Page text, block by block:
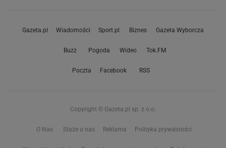
Gazeta.pl Wiadomości Sport.pl Biznes Gazeta Wyborcza
Buzz Pogoda Wideo Tok.FM
Poczta Facebook RSS
Copyright © Gazeta.pl sp. z o.o.
O Nas Staże u nas Reklama Polityka prywatności